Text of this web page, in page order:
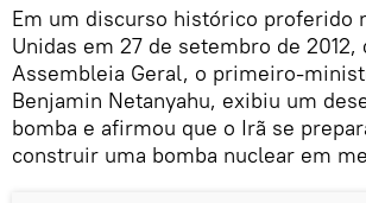
Em um discurso histórico proferido
Unidas em 27 de setembro de 2012,
Assembleia Geral, o primeiro-
Benjamin Netanyahu, exibiu um
bomba e afirmou que o Irã se
construir uma bomba nuclear em